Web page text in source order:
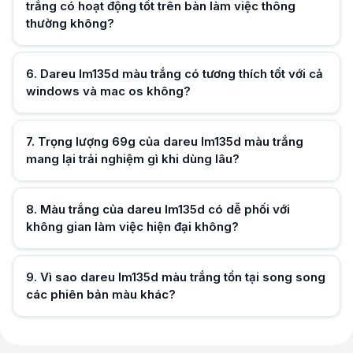
Hữu ích (0)
trắng có hoạt động tốt trên bàn làm việc thông
thường không?
Hữu ích (0)
6. Dareu lm135d màu trắng có tương thích tốt với cả
windows và mac os không?
Hữu ích (0)
7. Trọng lượng 69g của dareu lm135d màu trắng
mang lại trải nghiệm gì khi dùng lâu?
8. Màu trắng của dareu lm135d có dễ phối với
không gian làm việc hiện đại không?
9. Vì sao dareu lm135d màu trắng tồn tại song song
các phiên bản màu khác?